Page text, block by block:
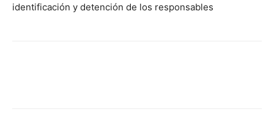
identificación y detención de los responsables